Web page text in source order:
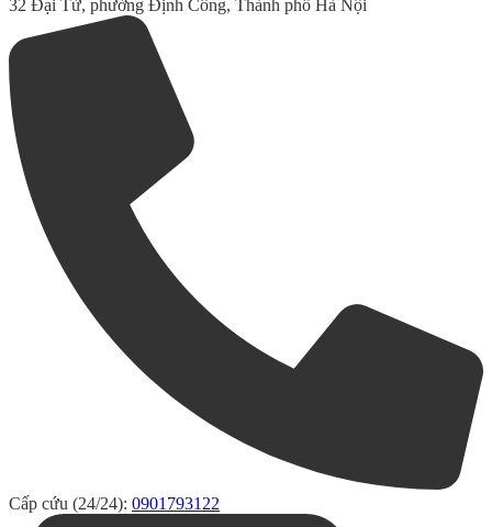
32 Đại Từ, phường Định Công, Thành phố Hà Nội
Cấp cứu (24/24): 0901793122